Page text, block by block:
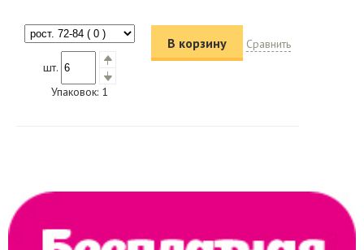
шт.
Упаковок: 1
В корзину Сравнить